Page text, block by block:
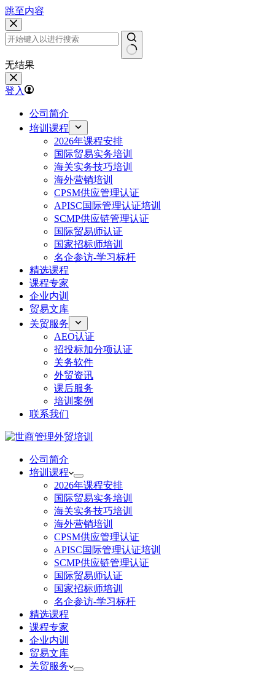
跳至内容
无结果
登入
公司简介
培训课程
2026年课程安排
国际贸易实务培训
海关实务技巧培训
海外营销培训
CPSM供应管理认证
APISC国际管理认证培训
SCMP供应链管理认证
国际贸易师认证
国家招标师培训
名企参访-学习标杆
精选课程
课程专家
企业内训
贸易文库
关贸服务
AEO认证
招投标加分项认证
关务软件
外贸资讯
课后服务
培训案例
联系我们
公司简介
培训课程
2026年课程安排
国际贸易实务培训
海关实务技巧培训
海外营销培训
CPSM供应管理认证
APISC国际管理认证培训
SCMP供应链管理认证
国际贸易师认证
国家招标师培训
名企参访-学习标杆
精选课程
课程专家
企业内训
贸易文库
关贸服务